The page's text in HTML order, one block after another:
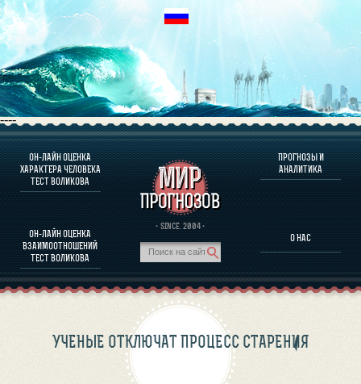
----
ОН-ЛАЙН ОЦЕНКА
ХАРАКТЕРА ЧЕЛОВЕКА
ТЕСТ ВОЛИКОВА
ОН-ЛАЙН ОЦЕНКА
ВЗАИМООТНОШЕНИЙ
ТЕСТ ВОЛИКОВА
· SINCE. 2004 ·
ПРОГНОЗЫ И
АНАЛИТИКА
О НАС
О ПРОГРАММЕ
ОЦЕНКА ХАРАКТЕРA ЧЕЛОВЕКА
ОЦЕНКА ХАРАКТЕРА ВЫДАЮЩИХСЯ ЛИЧНОСТЕЙ
О ПРОГРАММЕ
ПРОГНОЗЫ И АНАЛИТИКА
УЧЕНЫЕ ОТКЛЮЧАТ ПРОЦЕСС СТАРЕНИЯ